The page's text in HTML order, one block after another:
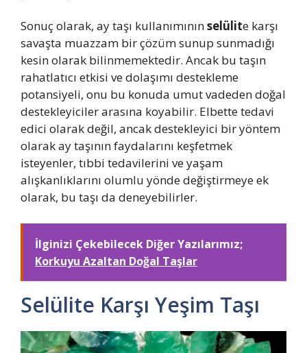
Sonuç olarak, ay taşı kullanımınınselülite karşı
savaşta muazzam bir çözüm sunup sunmadığı
kesin olarak bilinmemektedir. Ancak bu taşın
rahatlatıcı etkisi ve dolaşımı destekleme
potansiyeli, onu bu konuda umut vadeden doğal
destekleyiciler arasına koyabilir. Elbette tedavi
edici olarak değil, ancak destekleyici bir yöntem
olarak ay taşının faydalarını keşfetmek
isteyenler, tıbbi tedavilerini ve yaşam
alışkanlıklarını olumlu yönde değiştirmeye ek
olarak, bu taşı da deneyebilirler.
İlginizi Çekebilecek Diğer Yazılarımız;
Korkuyu Azaltan Doğal Taşlar
Selülite Karşı Yeşim Taşı